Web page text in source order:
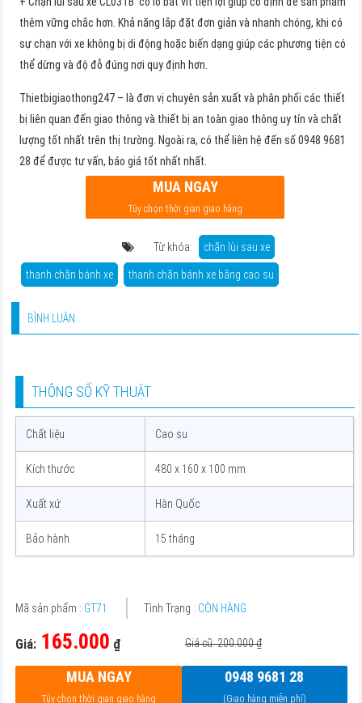
thêm vững chắc hơn. Khả năng lắp đặt đơn giản và nhanh chóng, khi có
sự chạn với xe không bị di động hoặc biến dạng giúp các phương tiện có
thể dừng và độ đỗ đúng nơi quy định hơn.
Thietbigiaothong247 – là đơn vị chuyên sản xuất và phân phối các thiết
bị liên quan đến giao thông và thiết bị an toàn giao thông uy tín và chất
lượng tốt nhất trên thị trường. Ngoài ra, có thể liên hệ đến số 0948 9681
28 để được tư vấn, báo giá tốt nhất nhất.
MUA NGAY
Tùy chọn thời gian giao hàng
Từ khóa: chặn lùi sau xe
thanh chặn bánh xe thanh chặn bánh xe bằng cao su
BÌNH LUẬN
THÔNG SỐ KỸ THUẬT
Chất liệu Cao su
Kích thước 480 x 160 x 100 mm
Xuất xứ Hàn Quốc
Bảo hành 15 tháng
Mã sản phẩm : GT71 Tình Trạng : CÒN HÀNG
Giá: 165.000 ₫ Giá cũ: 200.000₫
MUA NGAY
Tùy chọn thời gian giao hàng
0948 9681 28
(Giao hàng miễn phí)